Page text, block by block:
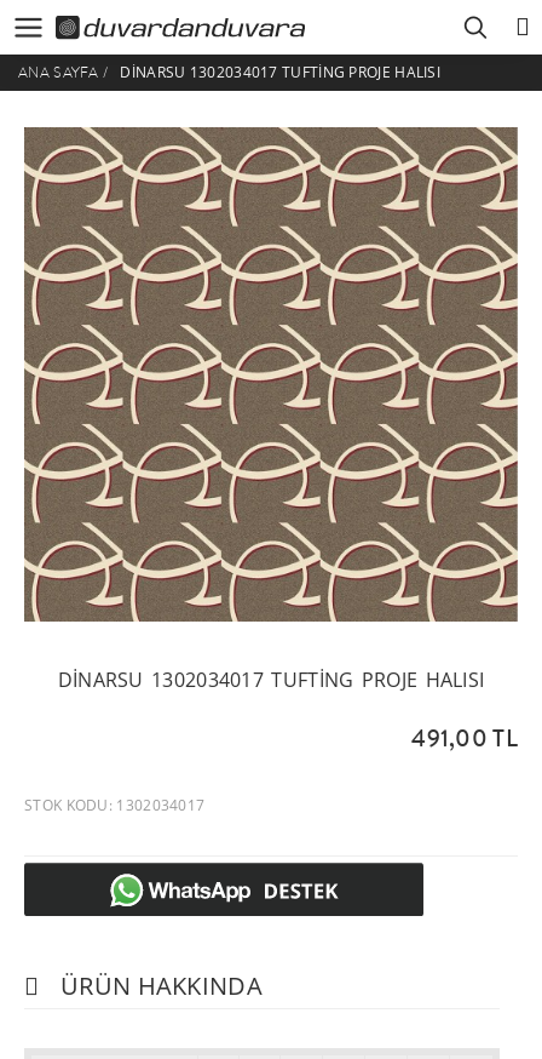
HESABIM ÜYE GIRIŞI
ANA SAYFA / DINARSU 1302034017 TUFTING PROJE HALISI
DINARSU 1302034017 TUFTING PROJE HALISI
491,00 TL
STOK KODU: 1302034017
ÜRÜN HAKKINDA